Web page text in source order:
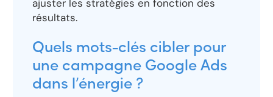
ajuster les stratégies en fonction des
résultats.
Quels mots-clés cibler pour
une campagne Google Ads
dans l’énergie ?